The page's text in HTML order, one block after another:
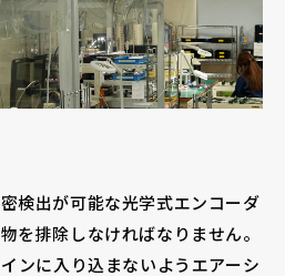
検出が可能な光学式エンコーダ
を排除しなければなりません。
ンに入り込まないようエアーシ